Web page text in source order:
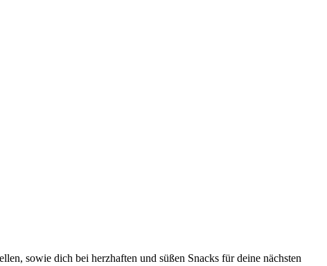
sowie dich bei herzhaften und süßen Snacks für deine nächsten